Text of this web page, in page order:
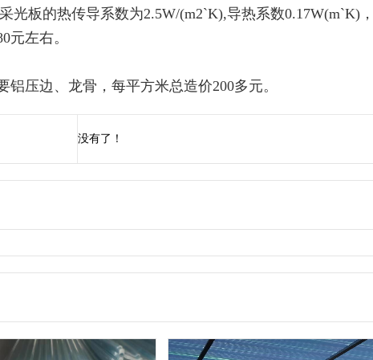
光板的热传导系数为2.5W/(m2`K),导热系数0.17W(m`K)
元左右。
压边、龙骨，每平方米总造价200多元。
没有了！